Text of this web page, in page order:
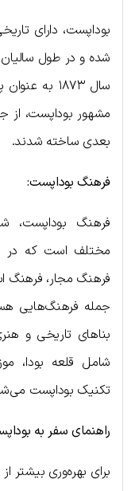
بوداپست، دارای
شده و در طول
سال ۱۸۷۳
مشهور بوداپست، از
بعدی ساخته شدند.
فرهنگ بوداپست:
فرهنگ بوداپست،
مختلف است که در
فرهنگ مجار، فرهنگ
جمله فرهنگ‌هایی
بناهای تاریخی و
شامل قلعه بودا،
تکنیک بوداپست
راهنمای سفر به
برای بهره‌وری بیشتر